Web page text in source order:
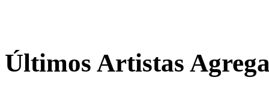
Últimos Artistas